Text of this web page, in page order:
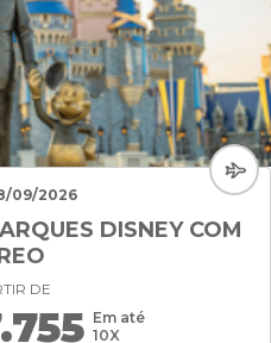
09/2026
DISNEY COM
DE
Em até
10X